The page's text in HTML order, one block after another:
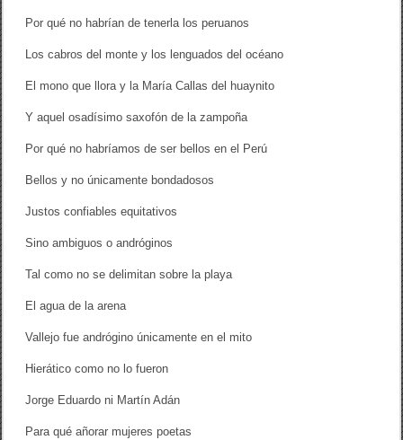
Por qué no habrían de tenerla los peruanos
Los cabros del monte y los lenguados del océano
El mono que llora y la María Callas del huaynito
Y aquel osadísimo saxofón de la zampoña
Por qué no habríamos de ser bellos en el Perú
Bellos y no únicamente bondadosos
Justos confiables equitativos
Sino ambiguos o andróginos
Tal como no se delimitan sobre la playa
El agua de la arena
Vallejo fue andrógino únicamente en el mito
Hierático como no lo fueron
Jorge Eduardo ni Martín Adán
Para qué añorar mujeres poetas